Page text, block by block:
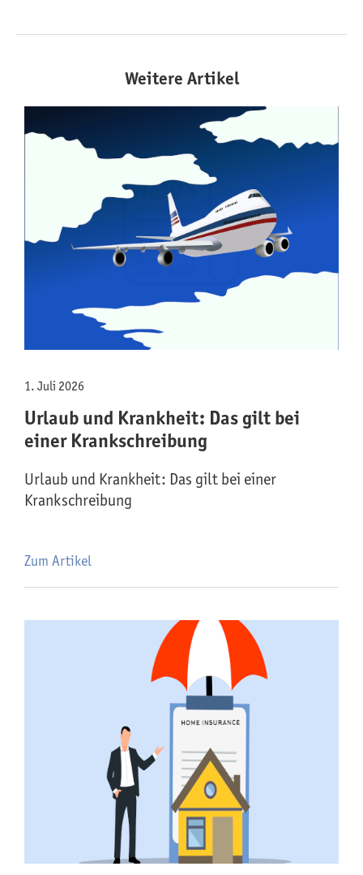
Weitere Artikel
1. Juli 2026
Urlaub und Krankheit: Das gilt bei
einer Krankschreibung
Urlaub und Krankheit: Das gilt bei einer
Krankschreibung
Zum Artikel